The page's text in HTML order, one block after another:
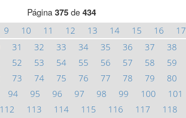
Página 375de 434
9 10 11 12 13 14 15 16 17
31 32 33 34 35 36 37 38
52 53 54 55 56 57 58 59
73 74 75 76 77 78 79 80
94 95 96 97 98 99 100 101
112 113 114 115 116 117 118